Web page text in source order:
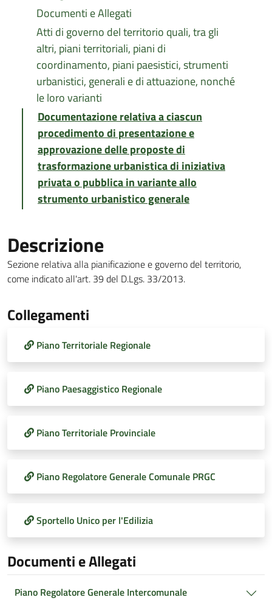
Documenti e Allegati
Atti di governo del territorio quali, tra gli
altri, piani territoriali, piani di
coordinamento, piani paesistici, strumenti
urbanistici, generali e di attuazione, nonché
le loro varianti
Documentazione relativa a ciascun
procedimento di presentazione e
approvazione delle proposte di
trasformazione urbanistica di iniziativa
privata o pubblica in variante allo
strumento urbanistico generale
Descrizione
Sezione relativa alla pianificazione e governo del territorio,
come indicato all'art. 39 del D.Lgs. 33/2013.
Collegamenti
Piano Territoriale Regionale
Piano Paesaggistico Regionale
Piano Territoriale Provinciale
Piano Regolatore Generale Comunale PRGC
Sportello Unico per l'Edilizia
Documenti e Allegati
Piano Regolatore Generale Intercomunale